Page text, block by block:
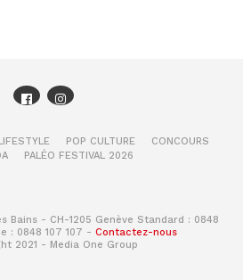
LIFESTYLE POP CULTURE
CONCOURS
PALÉO FESTIVAL 2026
Bains - CH-1205 Genève Standard : 0848
: 0848 107 107 - Contactez-nous
2021 - Media One Group